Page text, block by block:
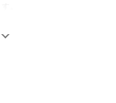
っても見返したくなるよ